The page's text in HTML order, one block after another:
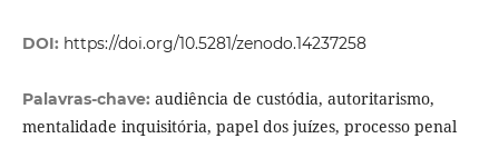
DOI: https://doi.org/10.5281/zenodo.14237258
Palavras-chave: audiência de custódia, autoritarismo,
mentalidade inquisitória, papel dos juízes, processo penal